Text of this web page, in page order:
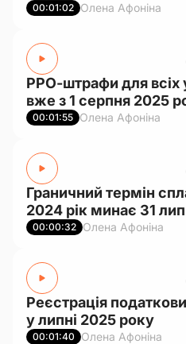
00:01:02 Олена Афоніна
РРО-штрафи для всіх
вже з 1 серпня 2025
00:01:55 Олена Афоніна
Граничний термін
2024 рік минає 31
00:00:32 Олена Афоніна
Реєстрація
у липні 2025 року
00:01:40 Олена Афоніна